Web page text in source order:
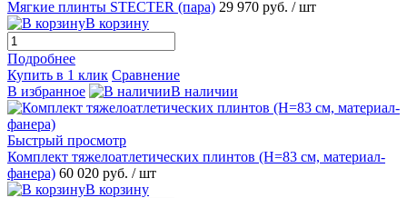
Мягкие плинты STECTER (пара) 29 970 руб. / шт
В корзину
Подробнее
Купить в 1 клик Сравнение
В избранное
В наличии
Быстрый просмотр
Комплект тяжелоатлетических плинтов (Н=83 см, материал-
фанера) 60 020 руб. / шт
В корзину